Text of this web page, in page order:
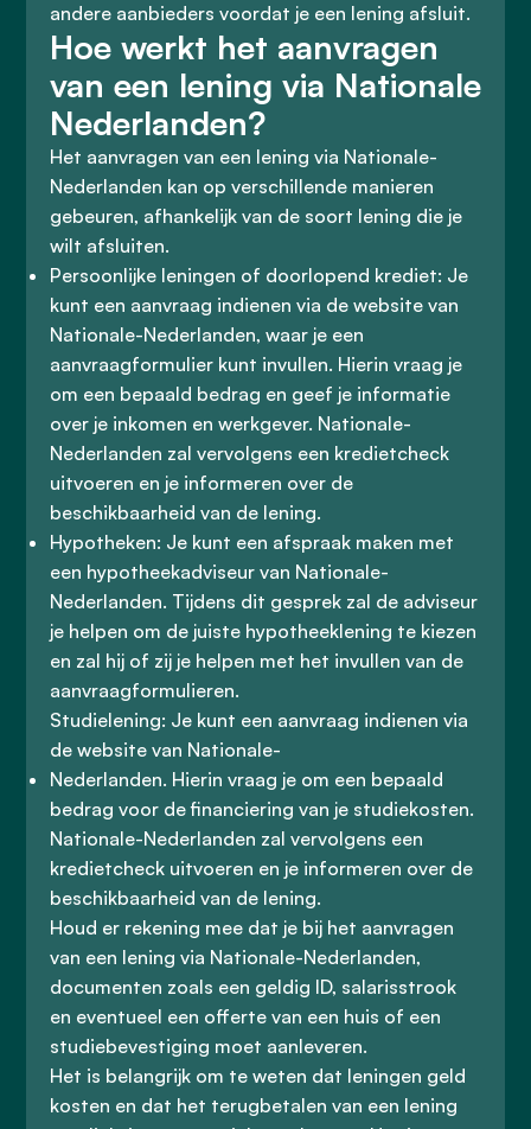
andere aanbieders voordat je een lening afsluit.
Hoe werkt het aanvragen
van een lening via Nationale
Nederlanden?
Het aanvragen van een lening via Nationale-
Nederlanden kan op verschillende manieren
gebeuren, afhankelijk van de soort lening die je
wilt afsluiten.
Persoonlijke leningen of doorlopend krediet: Je
kunt een aanvraag indienen via de website van
Nationale-Nederlanden, waar je een
aanvraagformulier kunt invullen. Hierin vraag je
om een bepaald bedrag en geef je informatie
over je inkomen en werkgever. Nationale-
Nederlanden zal vervolgens een kredietcheck
uitvoeren en je informeren over de
beschikbaarheid van de lening.
Hypotheken: Je kunt een afspraak maken met
een hypotheekadviseur van Nationale-
Nederlanden. Tijdens dit gesprek zal de adviseur
je helpen om de juiste hypotheeklening te kiezen
en zal hij of zij je helpen met het invullen van de
aanvraagformulieren.
Studielening: Je kunt een aanvraag indienen via
de website van Nationale-
Nederlanden. Hierin vraag je om een bepaald
bedrag voor de financiering van je studiekosten.
Nationale-Nederlanden zal vervolgens een
kredietcheck uitvoeren en je informeren over de
beschikbaarheid van de lening.
Houd er rekening mee dat je bij het aanvragen
van een lening via Nationale-Nederlanden,
documenten zoals een geldig ID, salarisstrook
en eventueel een offerte van een huis of een
studiebevestiging moet aanleveren.
Het is belangrijk om te weten dat leningen geld
kosten en dat het terugbetalen van een lening